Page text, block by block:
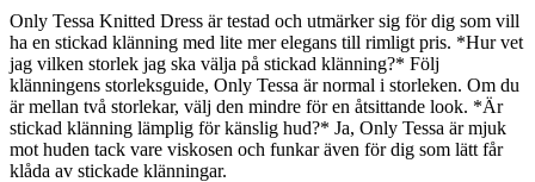
Only Tessa Knitted Dress är testad och utmärker sig för dig som vill
ha en stickad klänning med lite mer elegans till rimligt pris. *Hur vet
jag vilken storlek jag ska välja på stickad klänning?* Följ
klänningens storleksguide, Only Tessa är normal i storleken. Om du
är mellan två storlekar, välj den mindre för en åtsittande look. *Är
stickad klänning lämplig för känslig hud?* Ja, Only Tessa är mjuk
mot huden tack vare viskosen och funkar även för dig som lätt får
klåda av stickade klänningar.